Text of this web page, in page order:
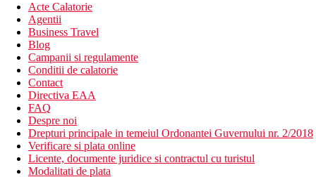
Acte Calatorie
Agentii
Business Travel
Blog
Campanii si regulamente
Conditii de calatorie
Contact
Directiva EAA
FAQ
Despre noi
Drepturi principale in temeiul Ordonantei Guvernului nr. 2/2018
Verificare si plata online
Licente, documente juridice si contractul cu turistul
Modalitati de plata